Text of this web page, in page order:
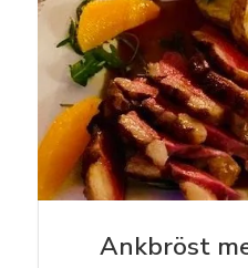
Ankbröst